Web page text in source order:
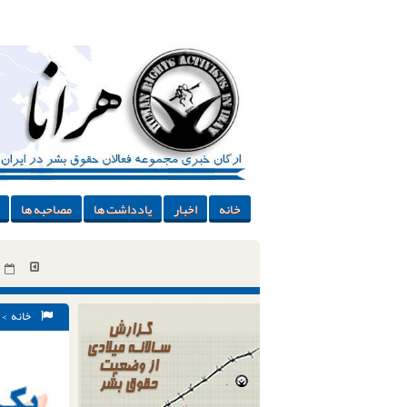
خانه اخبار یادداشت ها مصاحبه ها
خانه